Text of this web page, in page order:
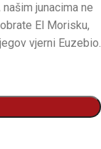
junacima ne
El Morisku,
vjerni Euzebio.